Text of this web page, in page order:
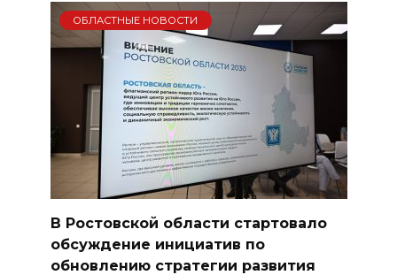
ОБЛАСТНЫЕ НОВОСТИ
В Ростовской области стартовало
обсуждение инициатив по
обновлению стратегии развития